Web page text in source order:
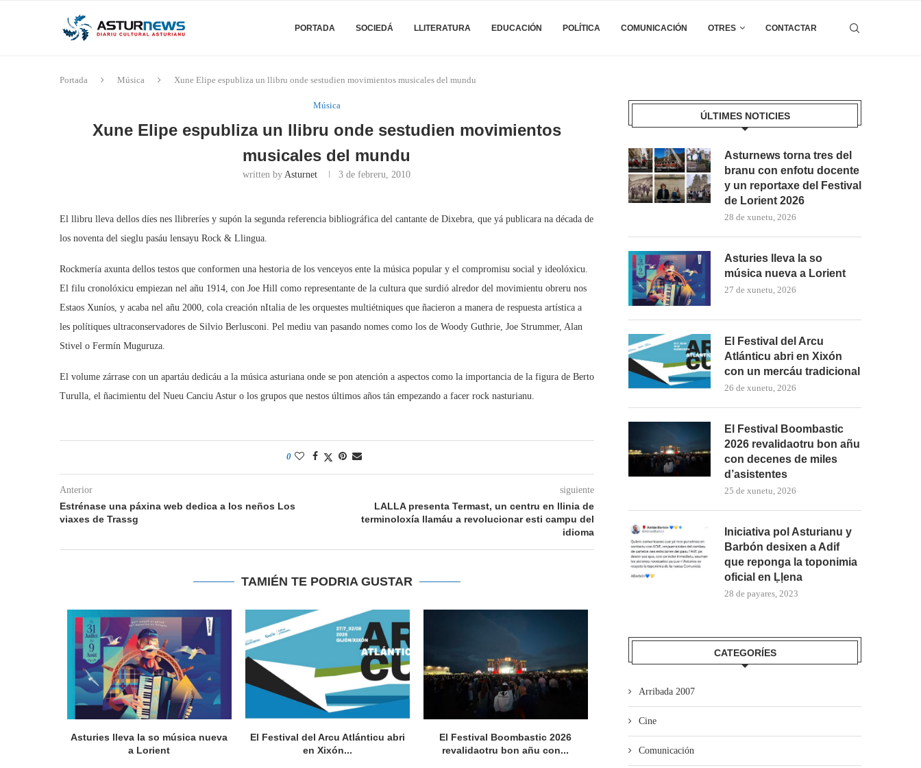
PORTADA SOCIEDÁ LLITERATURA EDUCACIÓN POLÍTICA COMUNICACIÓN OTRES CONTACTAR
Portada Música Xune Elipe espubliza un llibru onde sestudien movimientos musicales del mundu
Música
Xune Elipe espubliza un llibru onde sestudien movimientos
musicales del mundu
written byAsturnet 3 de febreru, 2010
El llibru lleva dellos díes nes llibreríes y supón la segunda referencia bibliográfica del cantante de Dixebra, que yá publicara na década de
los noventa del sieglu pasáu lensayu Rock & Llingua.
Rockmería axunta dellos testos que conformen una hestoria de los venceyos ente la música popular y el compromisu social y ideolóxicu.
El filu cronolóxicu empiezan nel añu 1914, con Joe Hill como representante de la cultura que surdió alredor del movimientu obreru nos
Estaos Xuníos, y acaba nel añu 2000, cola creación nItalia de les orquestes multiétniques que ñacieron a manera de respuesta artística a
les polítiques ultraconservadores de Silvio Berlusconi. Pel mediu van pasando nomes como los de Woody Guthrie, Joe Strummer, Alan
Stivel o Fermín Muguruza.
El volume zárrase con un apartáu dedicáu a la música asturiana onde se pon atención a aspectos como la importancia de la figura de Berto
Turulla, el ñacimientu del Nueu Canciu Astur o los grupos que nestos últimos años tán empezando a facer rock nasturianu.
0
Anterior
Estrénase una páxina web dedica a los neños Los
viaxes de Trassg
siguiente
LALLA presenta Termast, un centru en llinia de
terminoloxía llamáu a revolucionar esti campu del
idioma
TAMIÉN TE PODRIA GUSTAR
Asturies lleva la so música nueva
a Lorient
El Festival del Arcu Atlánticu abri
en Xixón...
El Festival Boombastic 2026
revalidaotru bon añu con...
Semando Son amuesa’l nuevu folk
asturiano
El Trasiegu Fest va tener
ÚLTIMES NOTICIES
Asturnews torna tres del
branu con enfotu docente
y un reportaxe del Festival
de Lorient 2026
28 de xunetu, 2026
Asturies lleva la so
música nueva a Lorient
27 de xunetu, 2026
El Festival del Arcu
Atlánticu abri en Xixón
con un mercáu tradicional
26 de xunetu, 2026
El Festival Boombastic
2026 revalidaotru bon añu
con decenes de miles
d’asistentes
25 de xunetu, 2026
Iniciativa pol Asturianu y
Barbón desixen a Adif
que reponga la toponimia
oficial en Ḷḷena
28 de payares, 2023
CATEGORÍES
Arribada 2007
Cine
Comunicación